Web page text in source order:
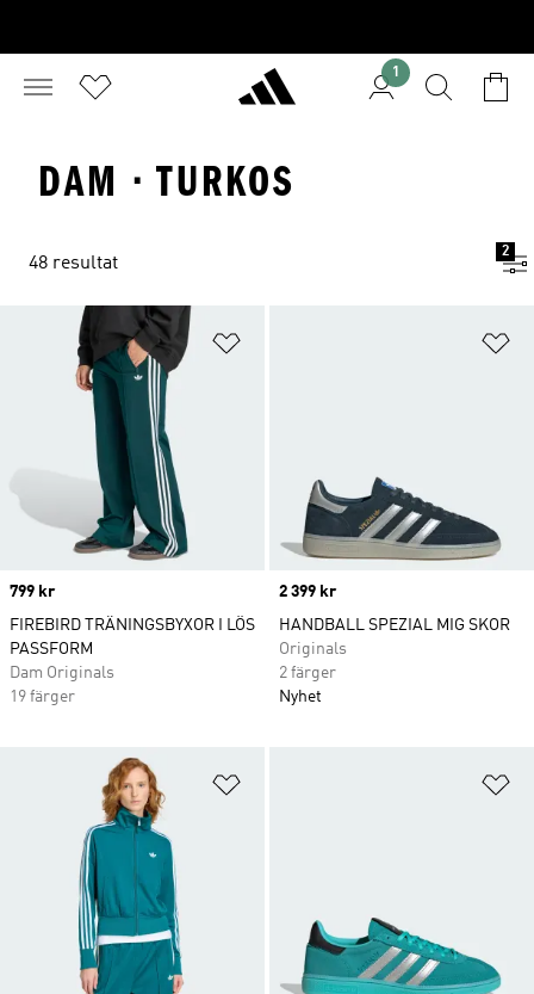
1
DAM · TURKOS
48 resultat
2
Price
799 kr
FIREBIRD TRÄNINGSBYXOR I LÖS
PASSFORM
Dam Originals
19 färger
Price
2 399 kr
HANDBALL SPEZIAL MIG SKOR
Originals
2 färger
Nyhet